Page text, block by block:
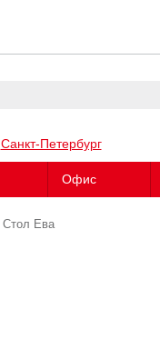
Санкт-Петербург
Офис
Стол Ева